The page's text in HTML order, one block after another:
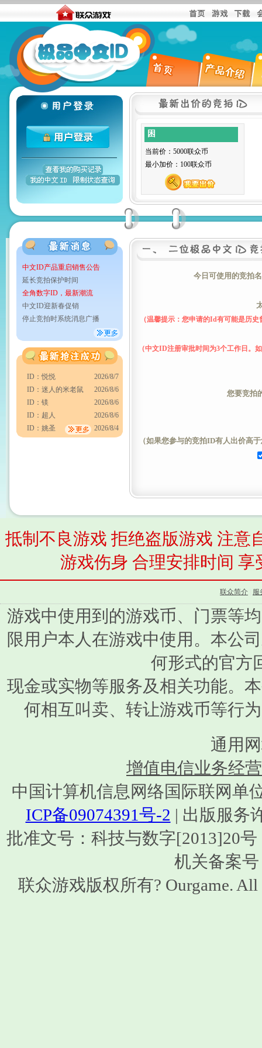
困
当前价：5000联众币
最小加价：100联众币
中文ID产品重启销售公告
延长竞拍保护时间
全角数字ID，最新潮流
中文ID迎新春促销
停止竞拍时系统消息广播
ID：悦悦
2026/8/7
ID：迷人的米老鼠
2026/8/6
ID：镁
2026/8/6
ID：超人
2026/8/6
ID：姚圣
2026/8/4
今日可使用的竞拍
（温馨提示：您申请的Id有可能是历
（中文ID注册审批时间为3个工作日。
您要竞拍
（如果您参与的竞拍ID有人出价高
抵制不良游戏 拒绝盗版游戏 注意
游戏伤身 合理安排时间
联众简介 服
游戏中使用到的游戏币、门票等
限用户本人在游戏中使用。本公
何形式的官方
现金或实物等服务及相关功能。
何相互叫卖、转让游戏币等行
通用
增值电信业务经
中国计算机信息网络国际联网单
ICP备09074391号-2 | 出版服务
批准文号：科技与数字[2013]20号
机关备案号
联众游戏版权所有? Ourgame.